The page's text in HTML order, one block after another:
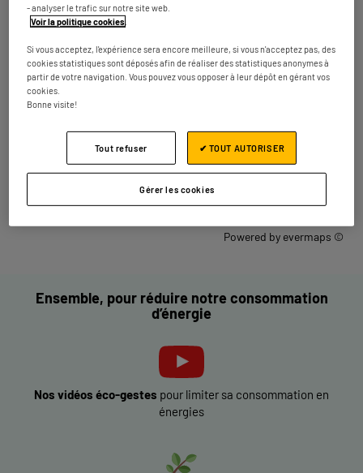
Fermé actuellement
Les magasins ELECTRO DEPOT dans les
Trouver un magasin ELECTRO DEPOT
Powered by evermaps ©
Ensemble, pour réduire notre consommation
d’énergie
Nos vidéos éco-gestes pour limiter sa consommation en
énergies
- analyser le trafic sur notre site web.
Voir la politique cookies
Si vous acceptez, l'expérience sera encore meilleure, si vous n'acceptez pas, des
cookies statistiques sont déposés afin de réaliser des statistiques anonymes à
partir de votre navigation. Vous pouvez vous opposer à leur dépôt en gérant vos
cookies.
Bonne visite!
Gérer les cookies
Tout refuser ✔ TOUT AUTORISER